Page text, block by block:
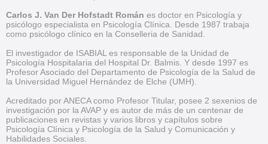
Carlos J. Van Der Hofstadt Román es doctor en Psicología y
psicólogo especialista en Psicología Clínica. Desde 1987 trabaja
como psicólogo clínico en la Conselleria de Sanidad.
El investigador de ISABIAL es responsable de la Unidad de
Psicología Hospitalaria del Hospital Dr. Balmis. Y desde 1997 es
Profesor Asociado del Departamento de Psicología de la Salud de
la Universidad Miguel Hernández de Elche (UMH).
Acreditado por ANECA como Profesor Titular, posee 2 sexenios de
investigación por la AVAP y es autor de más de un centenar de
publicaciones en revistas y varios libros y capítulos sobre
Psicología Clínica y Psicología de la Salud y Comunicación y
Habilidades Sociales.